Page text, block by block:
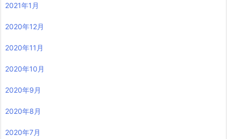
2021年1月
2020年12月
2020年11月
2020年10月
2020年9月
2020年8月
2020年7月